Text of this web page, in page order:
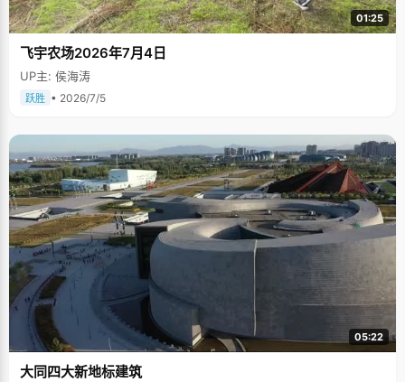
01:25
飞宇农场2026年7月4日
UP主: 侯海涛
跃胜 • 2026/7/5
05:22
大同四大新地标建筑